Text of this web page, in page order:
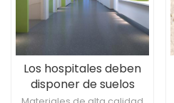
Los hospitales deben
disponer de suelos
plásticos homogéneos